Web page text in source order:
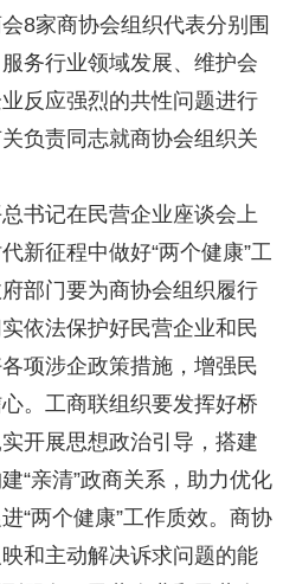
8家商协会组织代表分别围
务行业领域发展、维护会
反应强烈的共性问题进行
负责同志就商协会组织关
记在民营企业座谈会上
新征程中做好“两个健康”工
部门要为商协会组织履行
依法保护好民营企业和民
项涉企政策措施，增强民
。工商联组织要发挥好桥
开展思想政治引导，搭建
“亲清”政商关系，助力优化
“两个健康”工作质效。商协
和主动解决诉求问题的能